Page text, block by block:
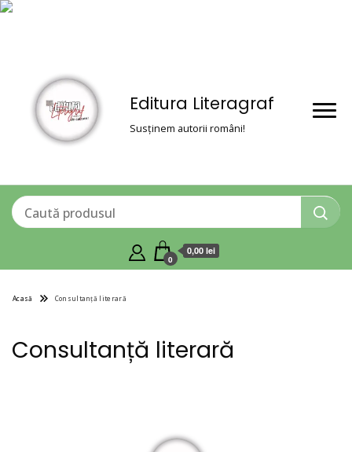
Editura Literagraf
Susținem autorii români!
0
0,00 lei
Acasă Consultanță literară
Consultanță literară